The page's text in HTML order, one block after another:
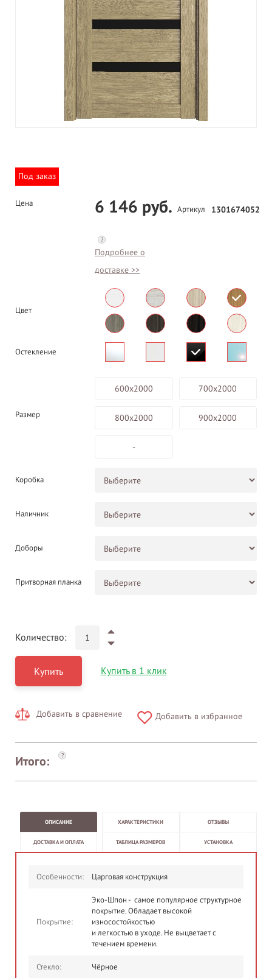
Под заказ
Цена 6 146 руб.
?
Подробнее о
доставке >>
Артикул 1301674052
Цвет
Остекление
Размер
600х2000 700х2000
800х2000 900х2000
-
Коробка
Наличник
Доборы
Притворная планка
Количество:
Купить Купить в 1 клик
Добавить в сравнение Добавить в избранное
Итого: ?
ОПИСАНИЕ ХАРАКТЕРИСТИКИ ОТЗЫВЫ
ДОСТАВКА И ОПЛАТА ТАБЛИЦА РАЗМЕРОВ УСТАНОВКА
Особенности: Царговая конструкция
Покрытие:
Эко-Шпон - самое популярное структурное
покрытие. Обладает высокой
износостойкостью
и легкостью в уходе. Не выцветает с
течением времени.
Стекло: Чёрное